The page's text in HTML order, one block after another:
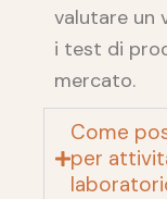
valutare un
i test di
mercato.
Come
per